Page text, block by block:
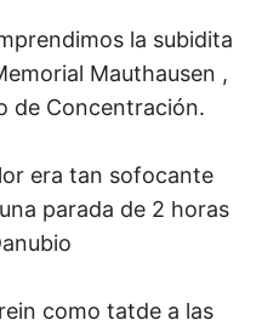
la subidita
Mauthausen ,
de Concentración.
era tan sofocante
parada de 2 horas
como tatde a las